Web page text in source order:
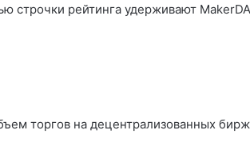
строчки рейтинга удерживают
торгов на децентрализованных